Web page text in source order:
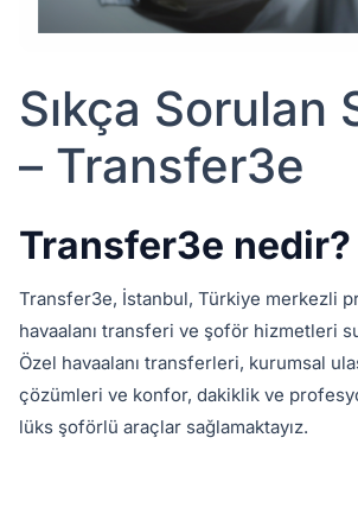
Sıkça Sorulan
– Transfer3e
Transfer3e nedir?
Transfer3e, İstanbul, Türkiye merkezli
havaalanı transferi ve şoför hizmetleri
Özel havaalanı transferleri, kurumsal
çözümleri ve konfor, dakiklik ve
lüks şoförlü araçlar sağlamaktayız.